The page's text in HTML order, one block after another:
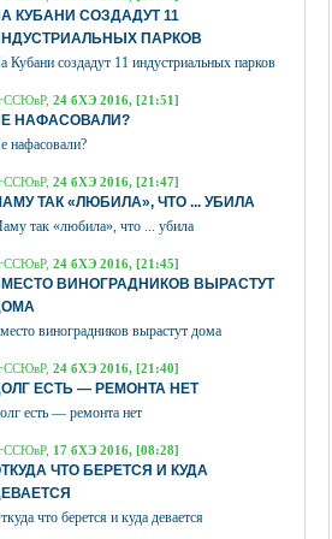
КУБАНИ СОЗДАДУТ 11
ПАРКОВ
Кубани создадут 11 индустриальных парков
24 бХЭ 2016, [21:51]
НАФАСОВАЛИ?
нафасовали?
24 бХЭ 2016, [21:47]
ТАК «ЛЮБИЛА», ЧТО ... УБИЛА
так «любила», что ... убила
24 бХЭ 2016, [21:45]
ВИНОГРАДНИКОВ ВЫРАСТУТ
виноградников вырастут дома
24 бХЭ 2016, [21:40]
ЕСТЬ — РЕМОНТА НЕТ
есть — ремонта нет
17 бХЭ 2016, [08:28]
ЧТО БЕРЕТСЯ И КУДА
что берется и куда девается